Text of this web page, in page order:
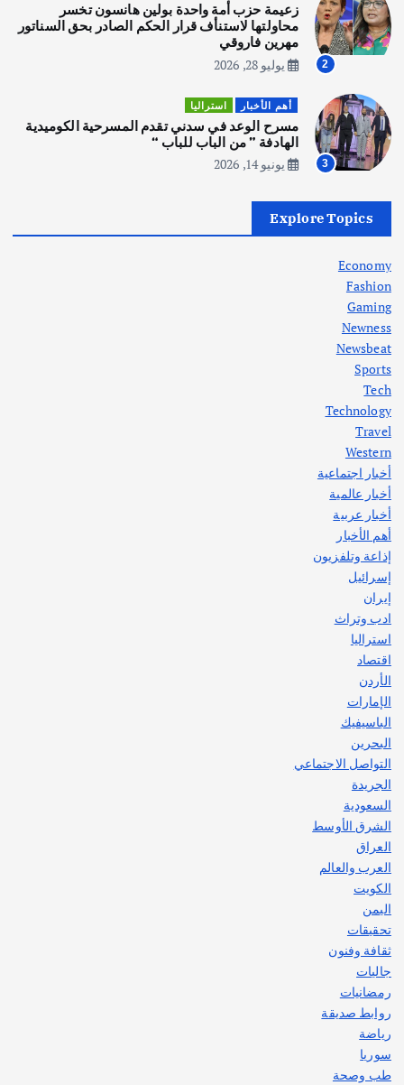
4
المقبل
يوليو 28, 2026
أهم الأخبار ثقافة وفنون
انطلاق ورشة التمثيل في مدينة كلباء الاماراتية
أغسطس 5, 2026
في جذور المشكلة وحلولها المستدامة
أهم الأخبار
اختتام ورشة السينوغرافيا في مدينة كلباء الاماراتية
أغسطس 3, 2026
2
زعيمة حزب أمة واحدة بولين هانسون تخسر
محاولتها لاستنأف قرار الحكم الصادر بحق السناتور
مهرين فاروقي
يوليو 28, 2026
3
أهم الأخبار استراليا
مسرح الوعد في سدني تقدم المسرحية الكوميدية
الهادفة ” من الباب للباب “
يونيو 14, 2026
Explore Topics
Economy
Fashion
Gaming
Newness
Newsbeat
Sports
Tech
Technology
Travel
Western
أخبار اجتماعية
أخبار عالمية
أخبار عربية
أهم الأخبار
إذاعة وتلفزيون
إسرائيل
إيران
ادب وتراث
استراليا
اقتصاد
الأردن
الإمارات
الباسيفيك
البحرين
التواصل الاجتماعي
الجريدة
السعودية
الشرق الأوسط
العراق
العرب والعالم
الكويت
اليمن
تحقيقات
ثقافة وفنون
جاليات
رمضانيات
روابط صديقة
رياضة
سوريا
طب وصحة